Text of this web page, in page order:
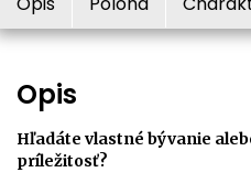
Opis
Hľadáte vlastné bývanie
príležitosť?